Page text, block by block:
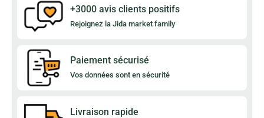
+3000 avis clients positifs
Rejoignez la Jida market family
Paiement sécurisé
Vos données sont en sécurité
Livraison rapide